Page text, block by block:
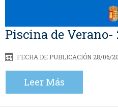
Piscina de Verano-
FECHA DE PUBLICACIÓN 28/06/
Leer Más